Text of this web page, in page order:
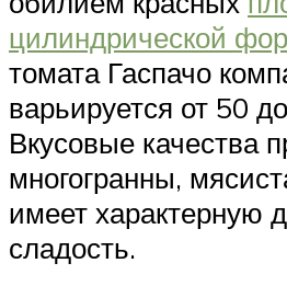
цилиндрической
томата Гаспачо
варьируется от 50
Вкусовые качества
многогранны,
имеет характерную
сладость.